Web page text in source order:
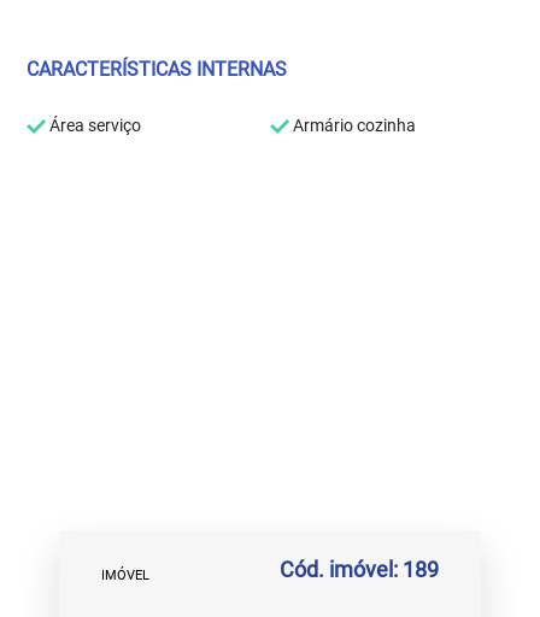
CARACTERÍSTICAS INTERNAS
Área serviço Armário cozinha
IMÓVEL Cód. imóvel: 189